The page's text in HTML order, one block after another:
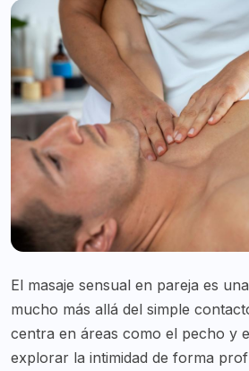
El masaje sensual en pareja es
mucho más allá del simple
centra en áreas como el pecho y
explorar la intimidad de forma